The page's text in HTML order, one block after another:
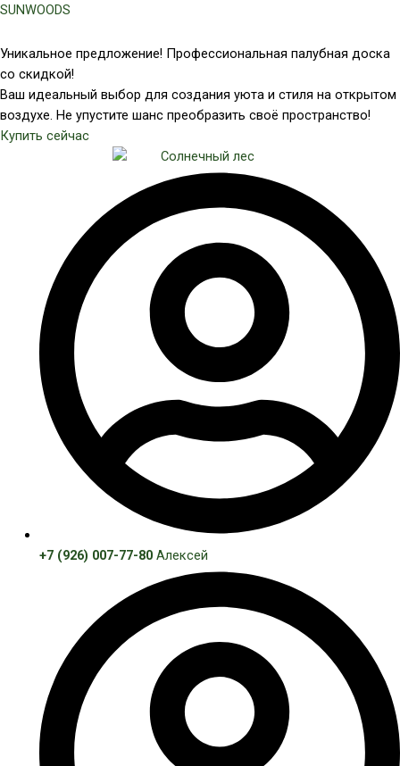
Перейти
содержимому
SUNWOODS
Уникальное предложение! Профессиональная палубная доска
со скидкой!
Ваш идеальный выбор для создания уюта и стиля на открытом
воздухе. Не упустите шанс преобразить своё пространство!
Купить сейчас
+7 (926) 007-77-80Алексей